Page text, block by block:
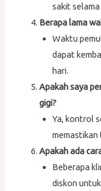
sakit
Berapa lama
Waktu
dapat
hari.
Apakah saya
gigi?
Ya, kontrol
memastikan
Apakah ada
Beberapa
diskon